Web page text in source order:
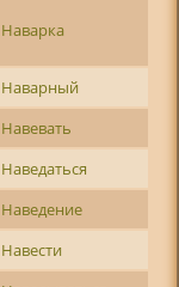
Наварка
Наварный
Навевать
Наведаться
Наведение
Навести